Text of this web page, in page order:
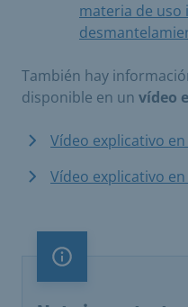
materia de uso
También hay
disponible en un vídeo
Vídeo explicativo
Vídeo explicativo
Nota importante